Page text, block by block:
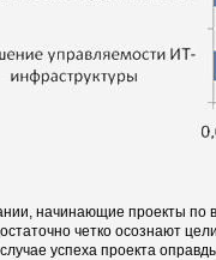
начинающие проекты по
четко осознают
успеха проекта